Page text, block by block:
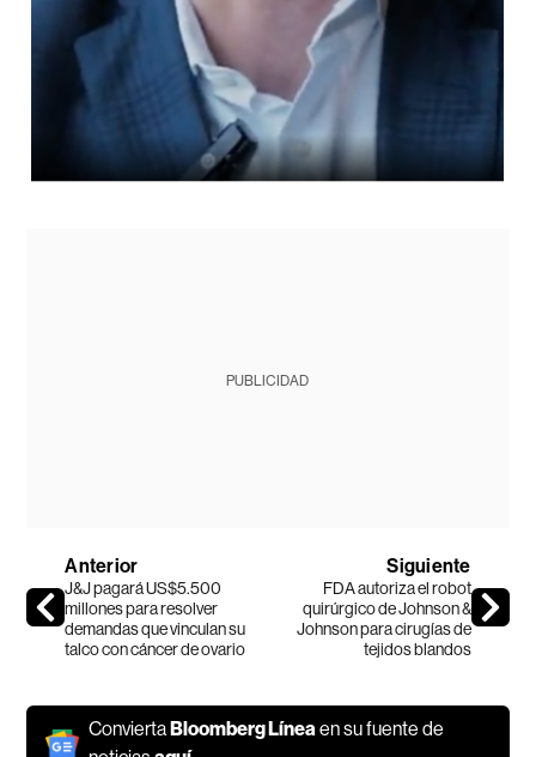
PUBLICIDAD
Anterior
J&J pagará US$5.500
millones para resolver
demandas que vinculan su
talco con cáncer de ovario
Siguiente
FDA autoriza el robot
quirúrgico de Johnson &
Johnson para cirugías de
tejidos blandos
ConviertaBloomberg Línea en su fuente de